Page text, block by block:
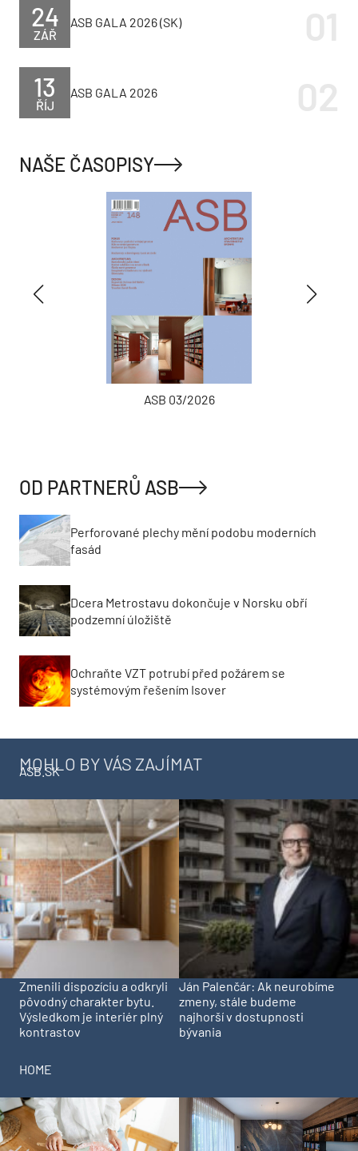
ZÁŘ
24 ASB GALA 2026 (SK)
ŘÍJ
13 ASB GALA 2026
NAŠE ČASOPISY
ASB 03/2026
OD PARTNERŮ ASB
Perforované plechy mění podobu moderních
fasád
Dcera Metrostavu dokončuje v Norsku obří
podzemní úložiště
Ochraňte VZT potrubí před požárem se
systémovým řešením Isover
MOHLO BY VÁS ZAJÍMAT
ASB.SK
Zmenili dispozíciu a odkryli
pôvodný charakter bytu.
Výsledkom je interiér plný
kontrastov
Ján Palenčár: Ak neurobíme
zmeny, stále budeme
najhorší v dostupnosti
bývania
HOME